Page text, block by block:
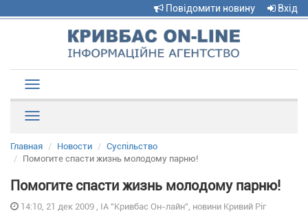
Повідомити новину Вхід
navigation
Главная Новости
Суспільство
Помогите спасти жизнь молодому парню!
Помогите спасти жизнь молодому парню!
14:10, 21 дек 2009 , ІА "Кривбас Он-лайн", новини Кривий Ріг